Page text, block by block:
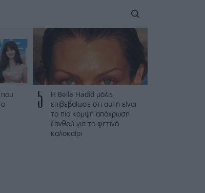
που
5
Η Bella Hadid μόλις
επιβεβαίωσε ότι αυτή είναι
το πιο κομψή απόχρωση
ξανθού για το φετινό
καλοκαίρι